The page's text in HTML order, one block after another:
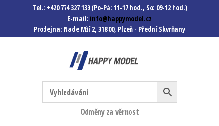
Tel.: +420 774 327 139 (Po-Pá: 11-17 hod., So: 09-12 hod.)
E-mail: info@happymodel.cz
Prodejna: Nade Mží 2, 318 00, Plzeň - Přední Skvrňany
Happymodel.cz
Modely autíček, modelová
železnice, mašinky, vagóny a
mnohem víc.
Odměny za věrnost